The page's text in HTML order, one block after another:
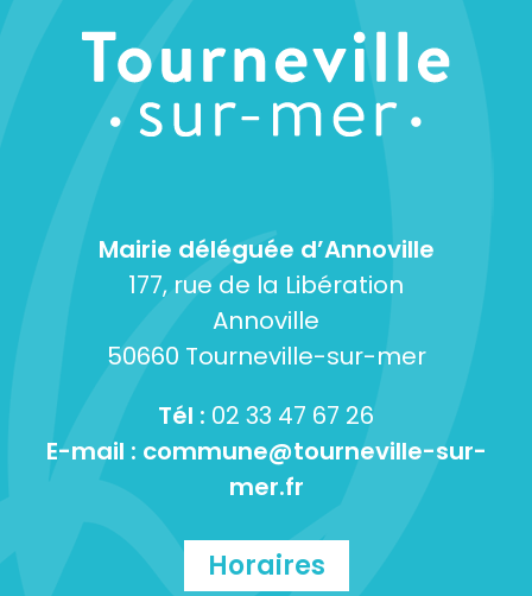
Mairie déléguée d’Annoville
177, rue de la Libération
Annoville
50660 Tourneville-sur-mer
Tél : 02 33 47 67 26
E-mail : commune@tourneville-sur-
mer.fr
Horaires